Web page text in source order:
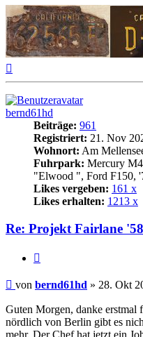
oben
bernd61hd
Beiträge: 961
Registriert: 21. Nov
Wohnort: Am
Fuhrpark: Mercury
"Elwood ", Ford F150,
Likes vergeben: 161 x
Likes erhalten: 1213 x
Re: Projekt Fairlane '58
Beitrag
von bernd61hd » 28. Okt
Guten Morgen, danke erstmal
nördlich von Berlin gibt es
mehr. Der Chef hat jetzt ein